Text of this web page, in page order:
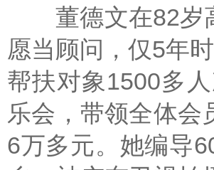
董德文在82岁高
愿当顾问，仅5年
帮扶对象1500多
乐会，带领全体会
6万多元。她编导